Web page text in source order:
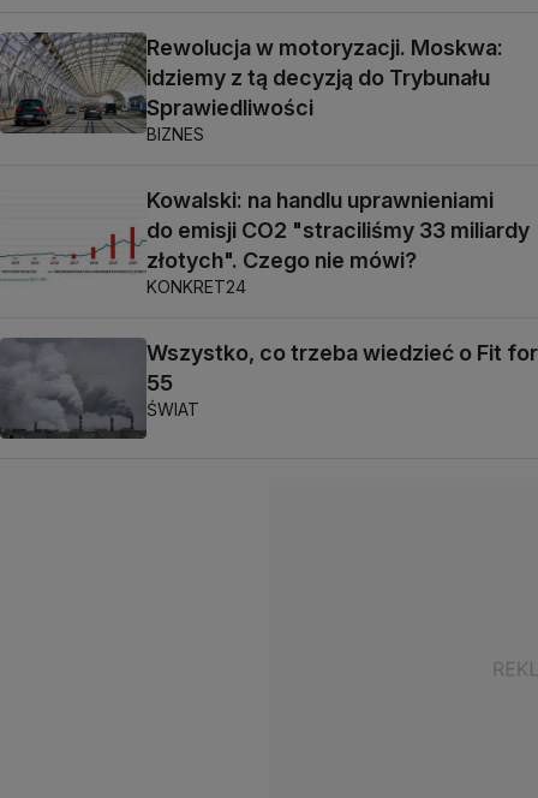
Rewolucja w motoryzacji. Moskwa:
idziemy z tą decyzją do Trybunału
Sprawiedliwości
BIZNES
Kowalski: na handlu uprawnieniami
do emisji CO2 "straciliśmy 33 miliardy
złotych". Czego nie mówi?
KONKRET24
Wszystko, co trzeba wiedzieć o Fit for
55
ŚWIAT